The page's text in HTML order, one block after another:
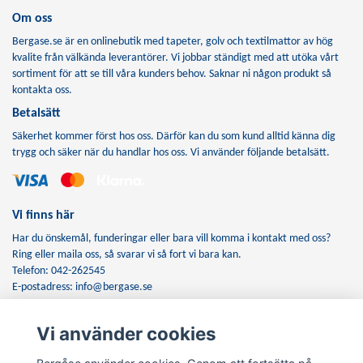
Om oss
Bergase.se är en onlinebutik med tapeter, golv och textilmattor av hög
kvalite från välkända leverantörer. Vi jobbar ständigt med att utöka vårt
sortiment för att se till våra kunders behov. Saknar ni någon produkt så
kontakta oss.
Betalsätt
Säkerhet kommer först hos oss. Därför kan du som kund alltid känna dig
trygg och säker när du handlar hos oss. Vi använder följande betalsätt.
Vi finns här
Har du önskemål, funderingar eller bara vill komma i kontakt med oss?
Ring eller maila oss, så svarar vi så fort vi bara kan.
Telefon: 042-262545
E-postadress: info@bergase.se
Anmäl dig till vårt nyhetsbrev
Vi använder cookies